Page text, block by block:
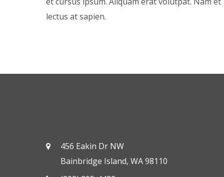
lectus at sapien.
456 Eakin Dr NW
Bainbridge Island, WA 98110